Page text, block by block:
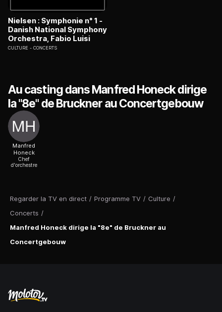
Regarder la TV en direct / Programme TV / Culture /
Concerts /
Manfred Honeck dirige la "8e" de Bruckner au
Concertgebouw
Nielsen : Symphonie n° 1 -
Danish National Symphony
Orchestra, Fabio Luisi
CULTURE CONCERTS
Au casting dans Manfred Honeck dirige
la "8e" de Bruckner au Concertgebouw
Manfred
Honeck
Chef
d'orchestre